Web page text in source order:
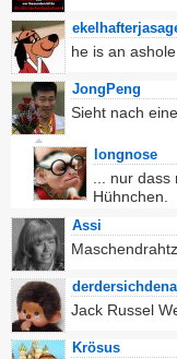
he is an ashole
JongPeng
Sieht nach
longnose
... nur
Hühnchen.
Assi
Jack Russel
Krösus